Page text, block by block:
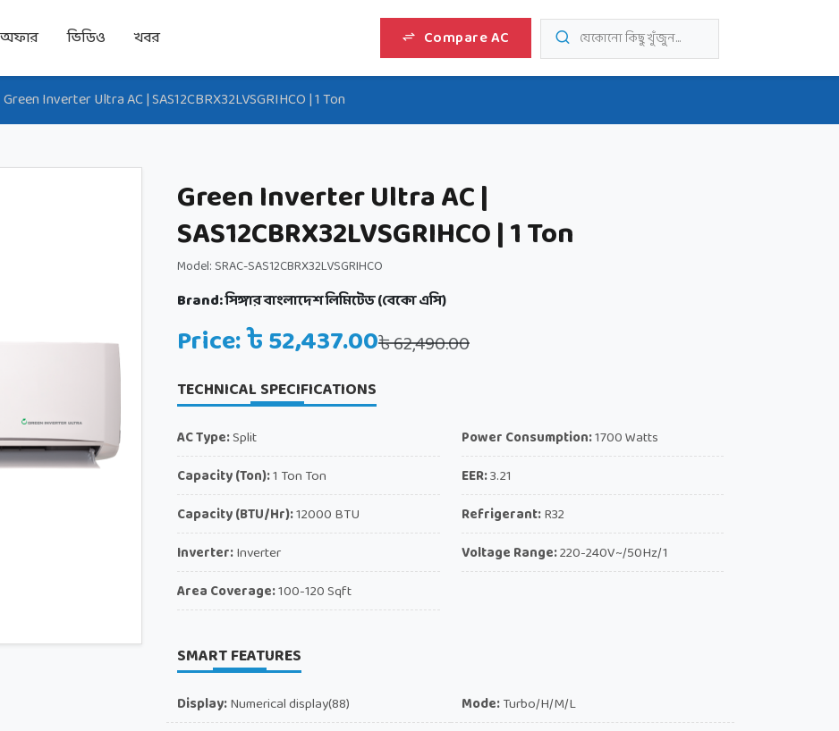
অফার ভিডিও খবর Compare AC যেকোনো কিছু খুঁজুন...
Green Inverter Ultra AC | SAS12CBRX32LVSGRIHCO | 1 Ton
Green Inverter Ultra AC |
SAS12CBRX32LVSGRIHCO | 1 Ton
Model: SRAC-SAS12CBRX32LVSGRIHCO
Brand:সিঙ্গার বাংলাদেশ লিমিটেড (বেকো এসি)
Price: ৳ 52,437.00৳ 62,490.00
TECHNICAL SPECIFICATIONS
AC Type:Split
Capacity (Ton):1 Ton Ton
Capacity (BTU/Hr):12000 BTU
Inverter:Inverter
Area Coverage:100-120 Sqft
Power Consumption:1700 Watts
EER:3.21
Refrigerant:R32
Voltage Range:220-240V~/50Hz/1
SMART FEATURES
Display:Numerical display(88) Mode:Turbo/H/M/L